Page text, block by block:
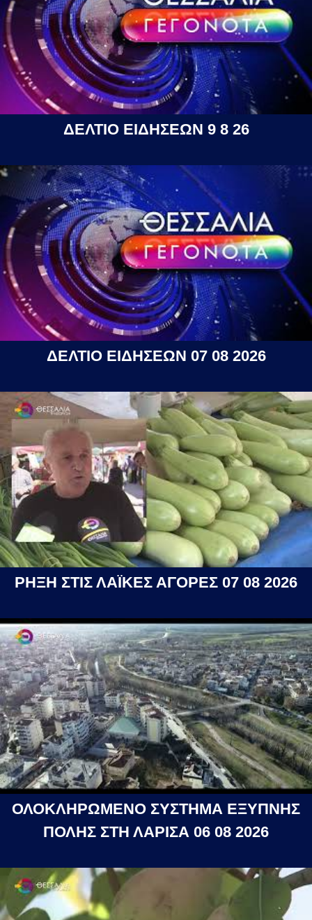
ΔΕΛΤΙΟ ΕΙΔΗΣΕΩΝ 9 8 26
ΔΕΛΤΙΟ ΕΙΔΗΣΕΩΝ 07 08 2026
ΡΗΞΗ ΣΤΙΣ ΛΑΪΚΕΣ ΑΓΟΡΕΣ 07 08 2026
ΟΛΟΚΛΗΡΩΜΕΝΟ ΣΥΣΤΗΜΑ ΕΞΥΠΝΗΣ
ΠΟΛΗΣ ΣΤΗ ΛΑΡΙΣΑ 06 08 2026